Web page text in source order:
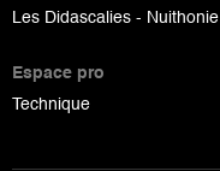
Les Didascalies - Nuithonie
Espace pro
Technique